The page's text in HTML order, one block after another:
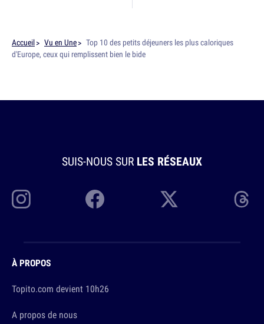
Accueil Vu en Une
Top 10 des petits déjeuners les plus caloriques
d'Europe, ceux qui remplissent bien le bide
SUIS-NOUS SUR LES RÉSEAUX
À PROPOS
Topito.com devient 10h26
A propos de nous